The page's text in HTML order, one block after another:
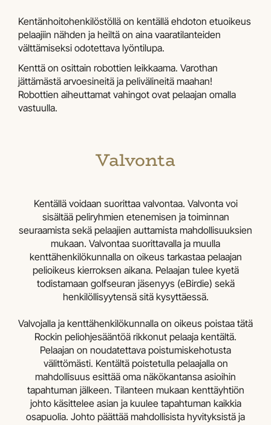
Kentänhoitohenkilöstöllä on kentällä ehdoton etuoikeus
pelaajiin nähden ja heiltä on aina vaaratilanteiden
välttämiseksi odotettava lyöntilupa.
Kenttä on osittain robottien leikkaama. Varothan
jättämästä arvoesineitä ja pelivälineitä maahan!
Robottien aiheuttamat vahingot ovat pelaajan omalla
vastuulla.
Valvonta
Kentällä voidaan suorittaa valvontaa. Valvonta voi
sisältää peliryhmien etenemisen ja toiminnan
seuraamista sekä pelaajien auttamista mahdollisuuksien
mukaan. Valvontaa suorittavalla ja muulla
kenttähenkilökunnalla on oikeus tarkastaa pelaajan
pelioikeus kierroksen aikana. Pelaajan tulee kyetä
todistamaan golfseuran jäsenyys (eBirdie) sekä
henkilöllisyytensä sitä kysyttäessä.
Valvojalla ja kenttähenkilökunnalla on oikeus poistaa tätä
Rockin peliohjesääntöä rikkonut pelaaja kentältä.
Pelaajan on noudatettava poistumiskehotusta
välittömästi. Kentältä poistetulla pelaajalla on
mahdollisuus esittää oma näkökantansa asioihin
tapahtuman jälkeen. Tilanteen mukaan kenttäyhtiön
johto käsittelee asian ja kuulee tapahtuman kaikkia
osapuolia. Johto päättää mahdollisista hyvityksistä ja